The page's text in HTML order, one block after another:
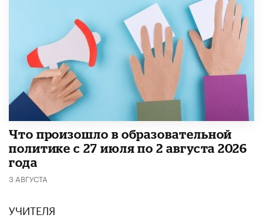
​Что произошло в образовательной
политике с 27 июля по 2 августа 2026
года
3 АВГУСТА
УЧИТЕЛЯ